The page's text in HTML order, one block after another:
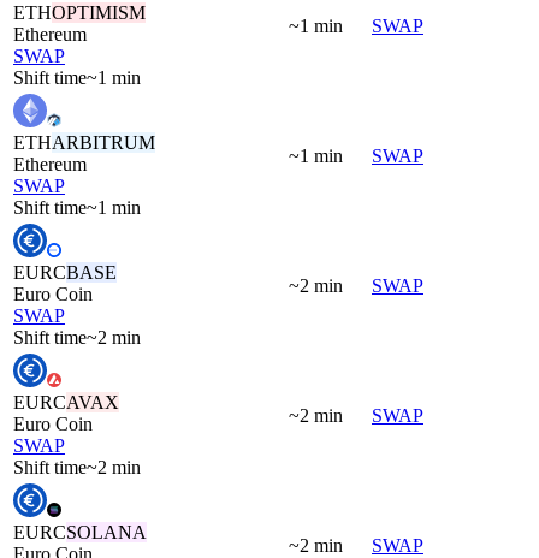
ETHOPTIMISM
Ethereum
SWAP
Shift time~1 min
~1 min SWAP
ETHARBITRUM
Ethereum
SWAP
Shift time~1 min
~1 min SWAP
EURCBASE
Euro Coin
SWAP
Shift time~2 min
~2 min SWAP
EURCAVAX
Euro Coin
SWAP
Shift time~2 min
~2 min SWAP
EURCSOLANA
Euro Coin
~2 min SWAP